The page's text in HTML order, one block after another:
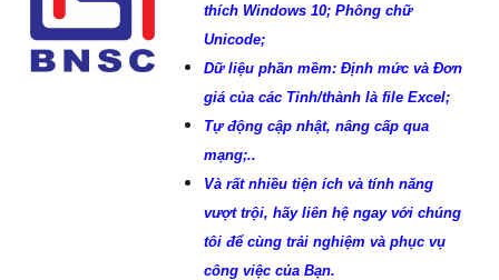
Nghị định 206/2026/NĐ-CP về quản lý chi
phí đầu tư xây dựng
Khắc Tiệp 0981757527 15 Thg 6, 2026 135
Văn bản Số: 5787/TCĐBVN-QLBTĐB: Phân
loại đường để tính cước vận tải đường bộ
thích Windows 10; Phông chữ
Unicode;
Dữ liệu phần mềm: Định mức và Đơn
giá của các Tỉnh/thành là file Excel;
Tự động cập nhật, nâng cấp qua
mạng;..
Và rất nhiều tiện ích và tính năng
vượt trội, hãy liên hệ ngay với chúng
tôi để cùng trải nghiệm và phục vụ
công việc của Bạn.